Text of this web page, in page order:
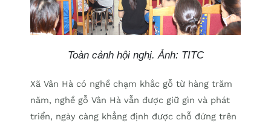
Toàn cảnh hội nghị. Ảnh: TITC
Xã Vân Hà có nghề chạm khắc gỗ từ hàng trăm
năm, nghề gỗ Vân Hà vẫn được giữ gìn và phát
triển, ngày càng khẳng định được chỗ đứng trên